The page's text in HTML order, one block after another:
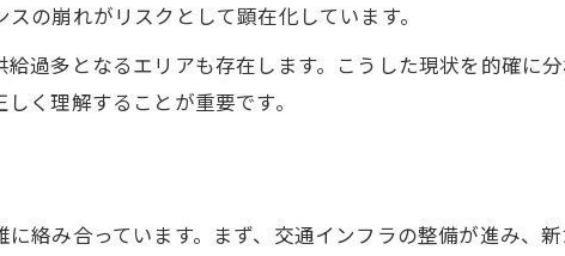
築古住宅が抱えるリスクと投資判断の注意点
不動産暴落を避けるための物件選びの基準
八尾市でリセールバリューを高める戦略
八尾市の不動産バブルと価格推移の実態
の崩れがリスクとして顕在化しています。
過多となるエリアも存在します。こうした現状を的確に
く理解することが重要です。
絡み合っています。まず、交通インフラの整備が進み、